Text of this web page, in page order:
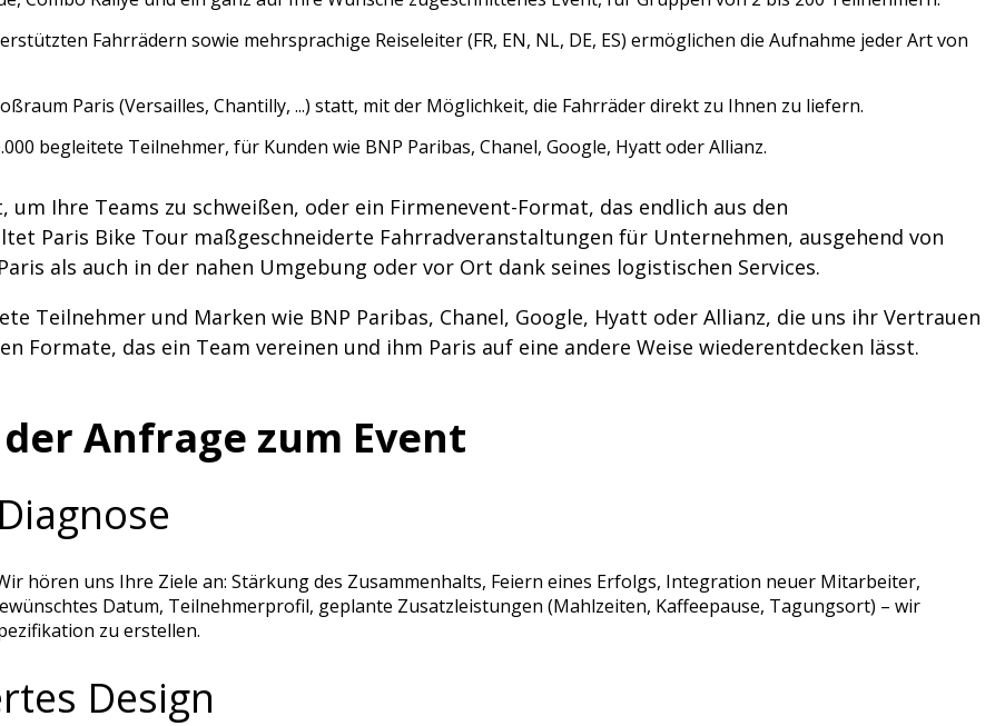
Fahrrädern sowie mehrsprachige Reiseleiter (FR, EN, NL, DE, ES) ermöglichen die Aufnahme jeder Art von
Paris (Versailles, Chantilly, ...) statt, mit der Möglichkeit, die Fahrräder direkt zu Ihnen zu liefern.
begleitete Teilnehmer, für Kunden wie BNP Paribas, Chanel, Google, Hyatt oder Allianz.
Ihre Teams zu schweißen, oder ein Firmenevent-Format, das endlich aus den
Paris Bike Tour maßgeschneiderte Fahrradveranstaltungen für Unternehmen, ausgehend von
als auch in der nahen Umgebung oder vor Ort dank seines logistischen Services.
Teilnehmer und Marken wie BNP Paribas, Chanel, Google, Hyatt oder Allianz, die uns ihr Vertrauen
Formate, das ein Team vereinen und ihm Paris auf eine andere Weise wiederentdecken lässt.
Anfrage zum Event
hören uns Ihre Ziele an: Stärkung des Zusammenhalts, Feiern eines Erfolgs, Integration neuer Mitarbeiter,
Datum, Teilnehmerprofil, geplante Zusatzleistungen (Mahlzeiten, Kaffeepause, Tagungsort) – wir
zu erstellen.
Design